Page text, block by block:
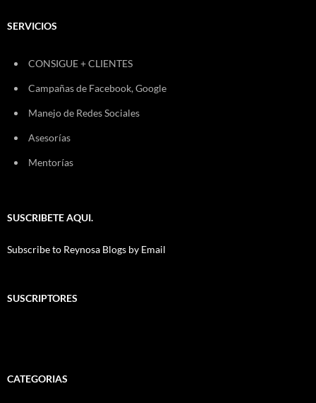
SERVICIOS
CONSIGUE + CLIENTES
Campañas de Facebook, Google
Manejo de Redes Sociales
Asesorías
Mentorías
SUSCRIBETE AQUI.
Subscribe to Reynosa Blogs by Email
SUSCRIPTORES
CATEGORIAS